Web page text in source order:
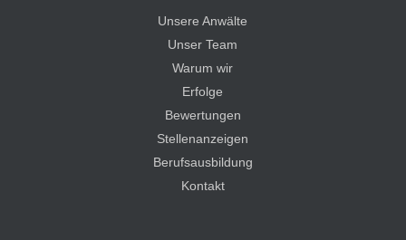
Unsere Anwälte
Unser Team
Warum wir
Erfolge
Bewertungen
Stellenanzeigen
Berufsausbildung
Kontakt